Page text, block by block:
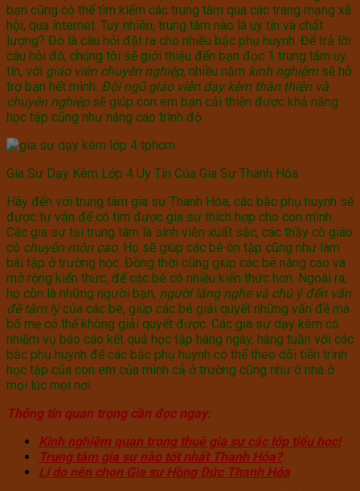
bạn cũng có thể tìm kiếm các trung tâm qua các trang mạng xã
hội, qua internet. Tuy nhiên, trung tâm nào là uy tín và chất
lượng? Đó là câu hỏi đặt ra cho nhiều bậc phụ huynh. Để trả lời
câu hỏi đó, chúng tôi sẽ giới thiệu đến bạn đọc 1 trung tâm uy
tín, với giáo viên chuyên nghiệp, nhiều năm kinh nghiệmsẽ hỗ
trợ bạn hết mình. Đội ngũ giáo viên dạy kèm thân thiện và
chuyên nghiệpsẽ giúp con em bạn cải thiện được khả năng
học tập cũng như nâng cao trình độ.
Gia Sư Dạy Kèm Lớp 4 Uy Tín Của Gia Sư Thanh Hóa
Hãy đến với trung tâm gia sư Thanh Hóa, các bậc phụ huynh sẽ
được tư vấn để có tìm được gia sư thích hợp cho con mình.
Các gia sư tại trung tâm là sinh viên xuất sắc, các thầy cô giáo
có chuyên môn cao. Họ sẽ giúp các bé ôn tập cũng như làm
bài tập ở trường học. Đồng thời cũng giúp các bé nâng cao và
mở rộng kiến thức, để các bé có nhiều kiến thức hơn. Ngoài ra,
họ còn là những người bạn, người lắng nghe và chú ý đến vấn
đề tâm lýcủa các bé, giúp các bé giải quyết những vấn đề mà
bố mẹ có thể không giải quyết được. Các gia sư dạy kèm có
nhiệm vụ báo cáo kết quả học tập hàng ngày, hàng tuần với các
bậc phụ huynh để các bậc phụ huynh có thể theo dõi tiến trình
học tập của con em của mình cả ở trường cũng như ở nhà ở
mọi lúc mọi nơi.
Thông tin quan trọng cần đọc ngay:
Kinh nghiệm quan trọng thuê gia sư các lớp tiểu học!
Trung tâm gia sư nào tốt nhất Thanh Hóa?
Lí do nên chọn Gia sư Hồng Đức Thanh Hóa